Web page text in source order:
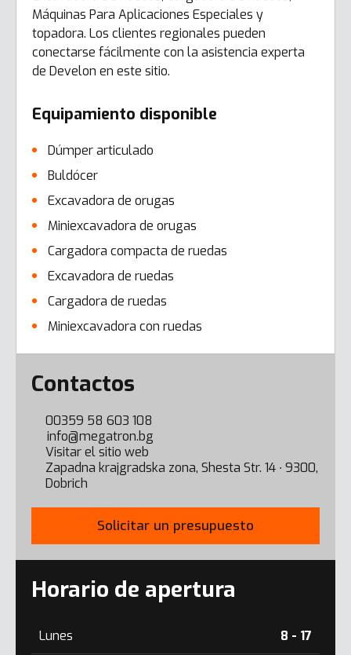
Máquinas Para Aplicaciones Especiales y
topadora. Los clientes regionales pueden
conectarse fácilmente con la asistencia experta
de Develon en este sitio.
Equipamiento disponible
Dúmper articulado
Buldócer
Excavadora de orugas
Miniexcavadora de orugas
Cargadora compacta de ruedas
Excavadora de ruedas
Cargadora de ruedas
Miniexcavadora con ruedas
Error here
Contactos
00359 58 603 108
info@megatron.bg
Visitar el sitio web
Zapadna krajgradska zona, Shesta Str. 14 ∙ 9300,
Dobrich
Solicitar un presupuesto
Horario de apertura
Lunes 8 - 17